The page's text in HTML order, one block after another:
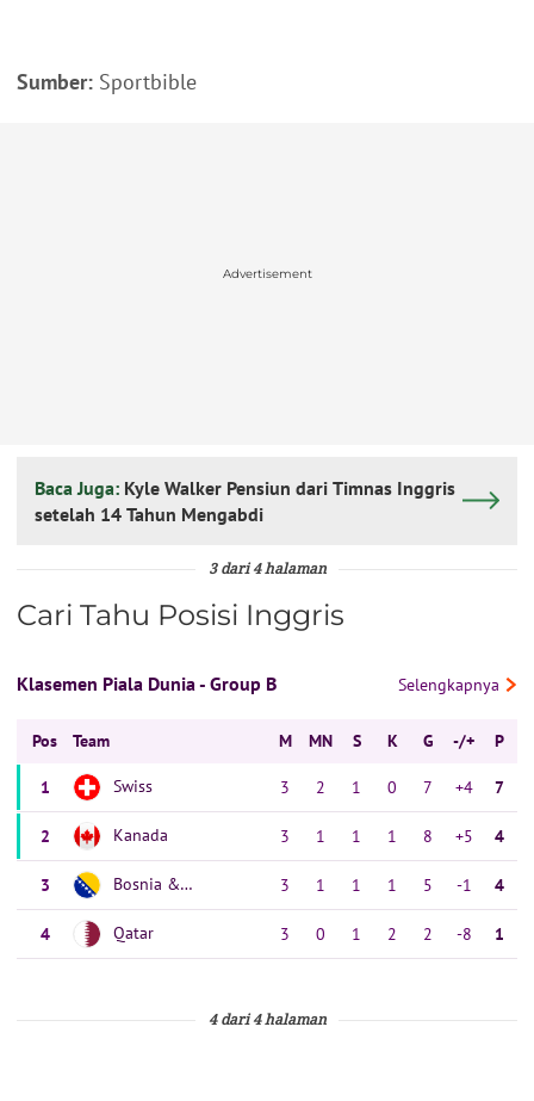
Sumber: Sportbible
Advertisement
Baca Juga: Kyle Walker Pensiun dari Timnas Inggris
setelah 14 Tahun Mengabdi
3 dari 4 halaman
Cari Tahu Posisi Inggris
4 dari 4 halaman